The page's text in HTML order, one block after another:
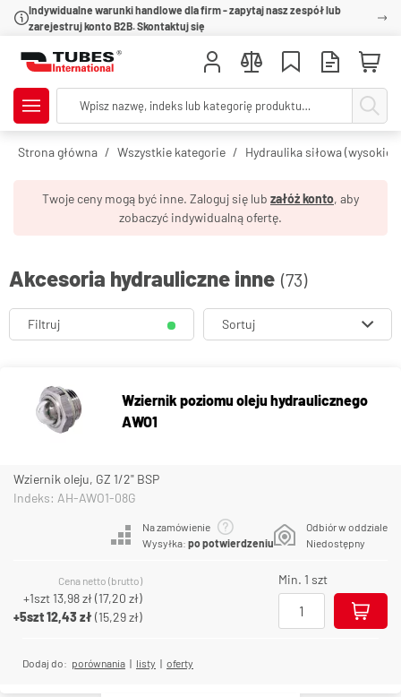
Indywidualne warunki handlowe dla firm - zapytaj nasz zespół lub
zarejestruj konto B2B. Skontaktuj się
Strona główna Wszystkie kategorie Hydraulika siłowa (wysokie
Twoje ceny mogą być inne. Zaloguj się lub załóż konto, aby
zobaczyć indywidualną ofertę.
Akcesoria hydrauliczne inne (73)
Filtruj Sortuj
Wziernik poziomu oleju hydraulicznego
AWO1
Wziernik oleju, GZ 1/2" BSP
Indeks: AH-AWO1-08G
Na zamówienie
Wysyłka: po potwierdzeniu
Odbiór w oddziale
Niedostępny
Cena netto (brutto)
+1szt 13,98 zł(17,20 zł)
+5szt12,43 zł(15,29 zł)
Min. 1 szt
Dodaj do: porównania | listy | oferty